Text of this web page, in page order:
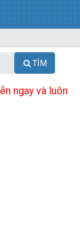
TÌM
ngay và luôn